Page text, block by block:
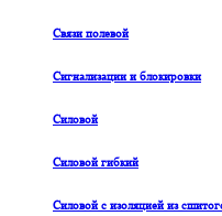
Связи полевой
Сигнализации и блокировки
Силовой
Силовой гибкий
Силовой с изоляцией из